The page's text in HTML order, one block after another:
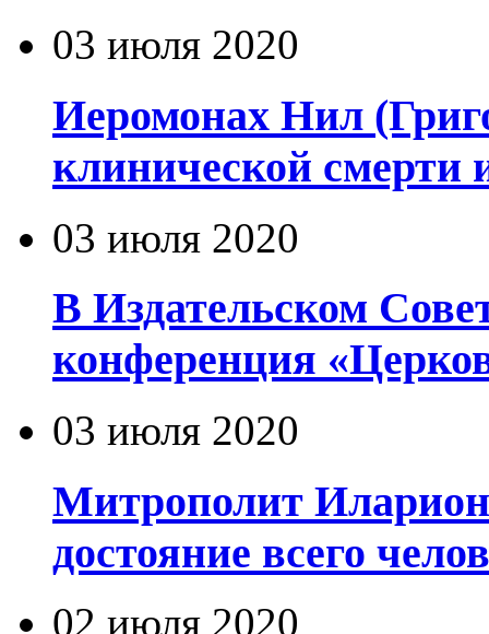
03 июля 2020
Иеромонах Нил
клинической смерти
03 июля 2020
В Издательском
конференция
03 июля 2020
Митрополит
достояние всего
02 июля 2020